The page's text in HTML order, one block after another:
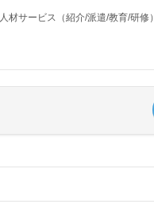
人材サービス（紹介/派遣/教育/研修）